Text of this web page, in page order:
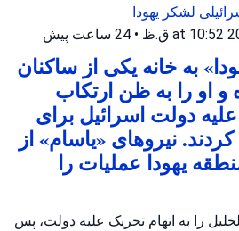
لشکر یهودا
• 24 ساعت پیش
به خانه یکی از ساکنان
و او را به ظن ارتکاب
دولت اسرائیل برای
نیروهای «یاسام» از
یهودا عملیات را
را به اتهام تحریک علیه دولت، پس